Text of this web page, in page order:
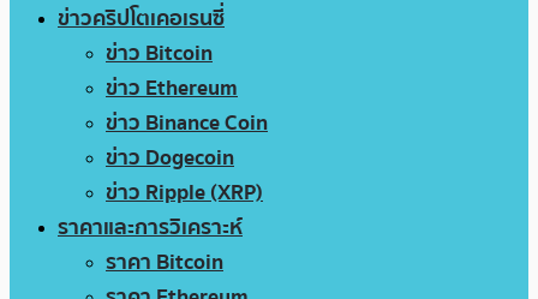
ข่าวคริปโตเคอเรนซี่
ข่าว Bitcoin
ข่าว Ethereum
ข่าว Binance Coin
ข่าว Dogecoin
ข่าว Ripple (XRP)
ราคาและการวิเคราะห์
ราคา Bitcoin